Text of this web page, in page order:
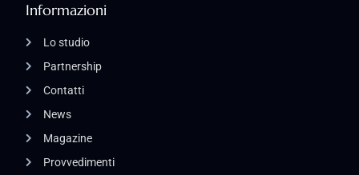
Informazioni
Lo studio
Partnership
Contatti
News
Magazine
Provvedimenti